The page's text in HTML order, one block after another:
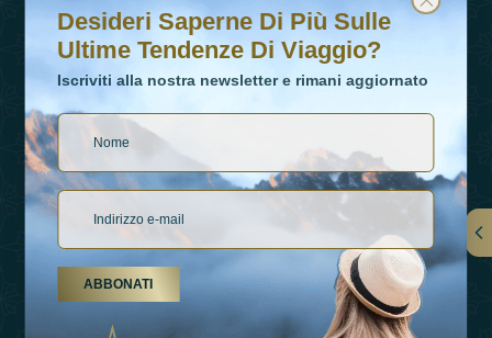
WhatsApp No
+442034682356
Collegamenti
Desideri Saperne Di Più Sulle
Ultime Tendenze Di Viaggio?
Iscriviti alla nostra newsletter e rimani aggiornato
ABBONATI